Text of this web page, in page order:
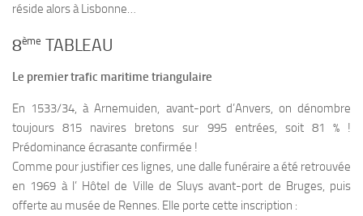
réside alors à Lisbonne…
8ème TABLEAU
Le premier trafic maritime triangulaire
En 1533/34, à Arnemuiden, avant-port d’Anvers, on dénombre
toujours 815 navires bretons sur 995 entrées, soit 81 % !
Prédominance écrasante confirmée !
Comme pour justifier ces lignes, une dalle funéraire a été retrouvée
en 1969 à l’ Hôtel de Ville de Sluys avant-port de Bruges, puis
offerte au musée de Rennes. Elle porte cette inscription :